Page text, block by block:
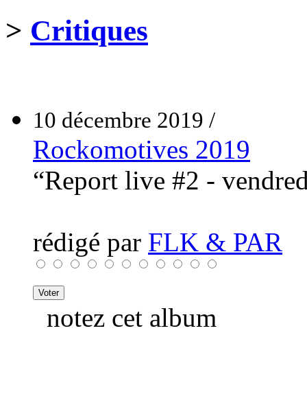
> Critiques
10 décembre 2019 /
Rockomotives 2019
“Report live #2 -
rédigé par FLK & PAR
notez cet album